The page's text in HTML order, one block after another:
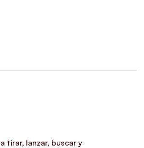
tirar, lanzar, buscar y